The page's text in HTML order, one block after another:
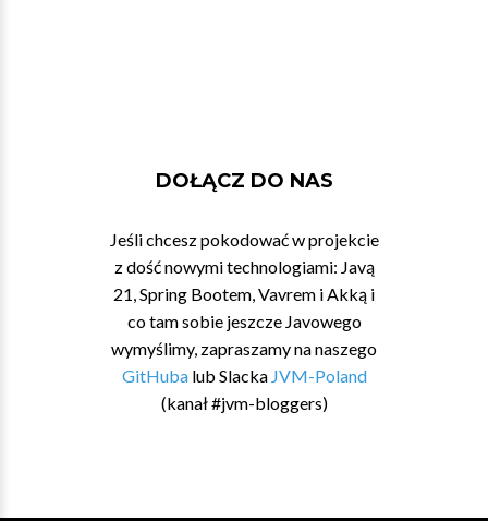
DOŁĄCZ DO NAS
Jeśli chcesz pokodować w projekcie
z dość nowymi technologiami: Javą
21, Spring Bootem, Vavrem i Akką i
co tam sobie jeszcze Javowego
wymyślimy, zapraszamy na naszego
GitHubalub Slacka JVM-Poland
(kanał #jvm-bloggers)